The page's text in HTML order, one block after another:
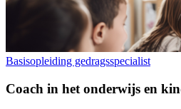
Basisopleiding gedragsspecialist
Coach in het onderwijs en